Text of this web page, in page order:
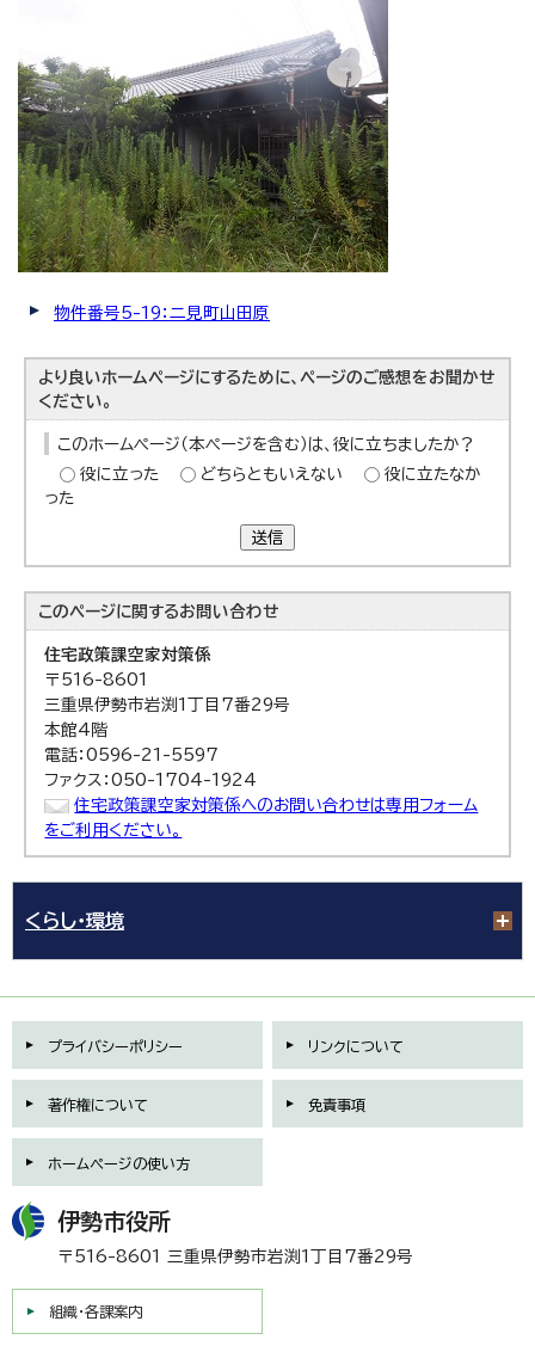
物件番号5-19：二見町山田原
より良いホームページにするために、ページのご感想をお聞かせ
ください。
このホームページ（本ページを含む）は、役に立ちましたか？
役に立った
どちらともいえない
役に立たなか
った
送信
このページに関するお問い合わせ
住宅政策課空家対策係
〒516-8601
三重県伊勢市岩渕1丁目7番29号
本館4階
電話：0596-21-5597
ファクス：050-1704-1924
住宅政策課空家対策係へのお問い合わせは専用フォーム
をご利用ください。
くらし・環境
プライバシーポリシー リンクについて
著作権について 免責事項
ホームページの使い方
伊勢市役所
〒516-8601 三重県伊勢市岩渕1丁目7番29号
組織・各課案内